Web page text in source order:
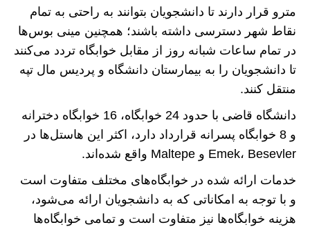
مترو قرار دارند تا دانشجویان بتوانند به راحتی به تمام
نقاط شهر دسترسی داشته باشند؛ همچنین مینی بوس‌ها
در تمام ساعات شبانه روز از مقابل خوابگاه تردد می‌کنند
تا دانشجویان را به بیمارستان دانشگاه و پردیس مال تپه
منتقل کنند.
دانشگاه قاضی با حدود 24 خوابگاه، 16 خوابگاه دخترانه
و 8 خوابگاه پسرانه قرارداد دارد، اکثر این هاستل‌ها در
Emek، Besevler و Maltepe واقع شده‌اند.
خدمات ارائه شده در خوابگاه‌های مختلف متفاوت است
و با توجه به امکاناتی که به دانشجویان ارائه می‌شود،
هزینه خوابگاه‌ها نیز متفاوت است و تمامی خوابگاه‌ها